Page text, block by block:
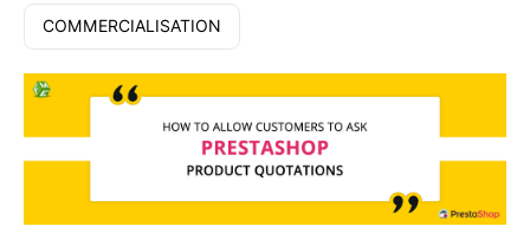
COMMERCIALISATION